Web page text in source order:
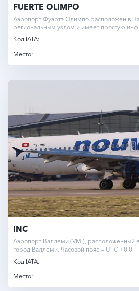
FUERTE OLIMPO
Аэропорт Фуэртэ Олимпо расположен в
региональным узлом и имеет простую
Код IATA:
Место:
INC
Аэропорт Валлеми (VMI), расположенный
город Валлеми. Часовой пояс — UTC +0.0.
Код IATA:
Место: